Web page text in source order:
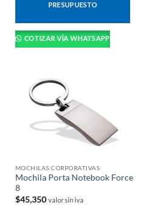
PRESUPUESTO
COTIZAR VÍA WHATSAPP
MOCHILAS CORPORATIVAS
Mochila Porta Notebook Force
8
$45,350 valor sin iva